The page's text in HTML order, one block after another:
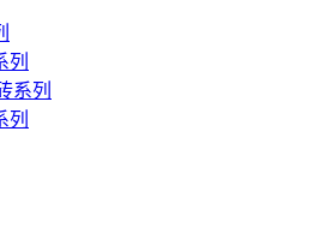
列
系列
列